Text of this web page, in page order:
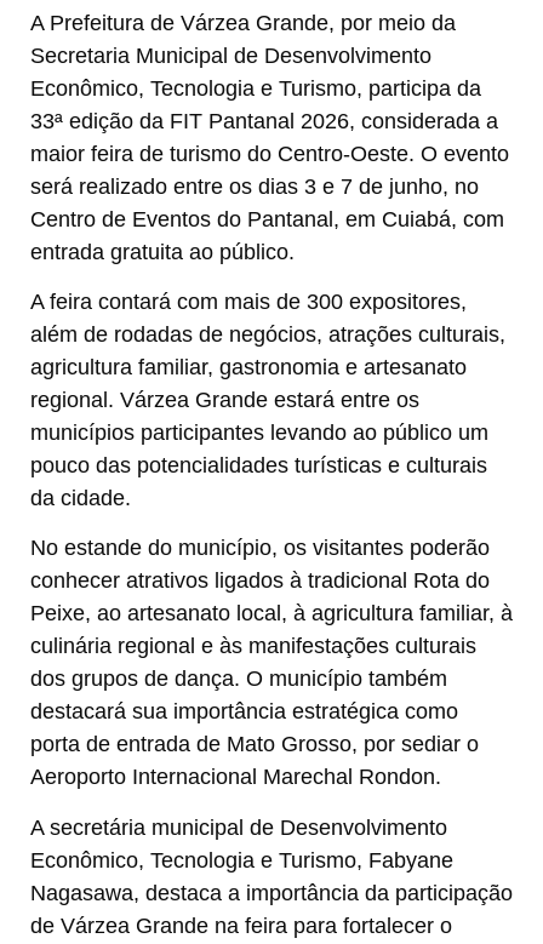
A Prefeitura de Várzea Grande, por meio da
Secretaria Municipal de Desenvolvimento
Econômico, Tecnologia e Turismo, participa da
33ª edição da FIT Pantanal 2026, considerada a
maior feira de turismo do Centro-Oeste. O evento
será realizado entre os dias 3 e 7 de junho, no
Centro de Eventos do Pantanal, em Cuiabá, com
entrada gratuita ao público.
A feira contará com mais de 300 expositores,
além de rodadas de negócios, atrações culturais,
agricultura familiar, gastronomia e artesanato
regional. Várzea Grande estará entre os
municípios participantes levando ao público um
pouco das potencialidades turísticas e culturais
da cidade.
No estande do município, os visitantes poderão
conhecer atrativos ligados à tradicional Rota do
Peixe, ao artesanato local, à agricultura familiar, à
culinária regional e às manifestações culturais
dos grupos de dança. O município também
destacará sua importância estratégica como
porta de entrada de Mato Grosso, por sediar o
Aeroporto Internacional Marechal Rondon.
A secretária municipal de Desenvolvimento
Econômico, Tecnologia e Turismo, Fabyane
Nagasawa, destaca a importância da participação
de Várzea Grande na feira para fortalecer o